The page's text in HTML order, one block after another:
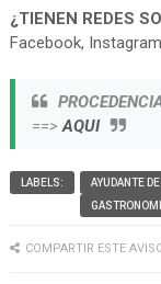
¿TIENEN REDES
Facebook,
==>AQUI
LABELS: AYUDANTE
COMPARTIR ESTE